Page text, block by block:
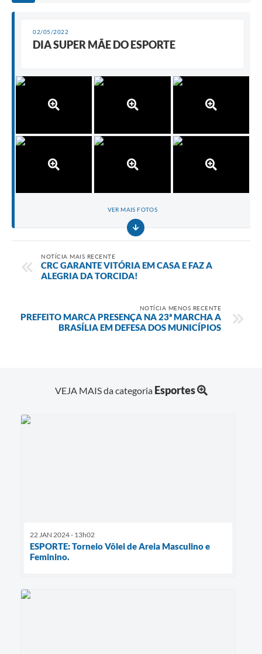
02/05/2022
DIA SUPER MÃE DO ESPORTE
VER MAIS FOTOS
NOTÍCIA MAIS RECENTE
CRC GARANTE VITÓRIA EM CASA E FAZ A
ALEGRIA DA TORCIDA!
NOTÍCIA MENOS RECENTE
PREFEITO MARCA PRESENÇA NA 23ª MARCHA A
BRASÍLIA EM DEFESA DOS MUNICÍPIOS
VEJA MAIS da categoria Esportes
22 JAN 2024 - 13h02
ESPORTE: Torneio Vôlei de Areia Masculino e
Feminino.